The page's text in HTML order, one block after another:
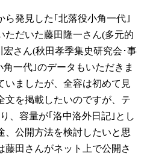
発見した｢北落役小角一代｣
ただいた藤田隆一さん(多元的
さん(秋田孝季集史研究会･事
一代｣のデータもいただきま
いましたが、全容は初めて見
文を掲載したいのですが、テ
、容量が｢洛中洛外日記｣とし
、公開方法を検討したいと思
藤田さんがネット上で公開さ